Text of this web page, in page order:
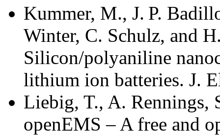
Kummer, M., J. P.
Winter, C. Schulz, and
Silicon/polyaniline
lithium ion batteries. J.
Liebig, T., A. Rennings,
openEMS – A free and